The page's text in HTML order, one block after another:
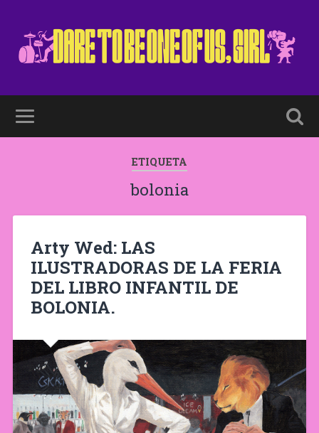
ETIQUETA
bolonia
Arty Wed: LAS
ILUSTRADORAS DE LA FERIA
DEL LIBRO INFANTIL DE
BOLONIA.